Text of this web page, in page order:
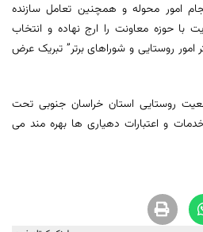
امور محوله و همچنین تعامل سازنده
با حوزه معاونت را ارج نهاده و انتخاب
امور روستایی و شوراهای برتر” تبریک عرض
۹۲ درصد جمعیت روستایی استان خراسان جنوبی تحت
و اعتبارات دهیاری ها بهره مند می